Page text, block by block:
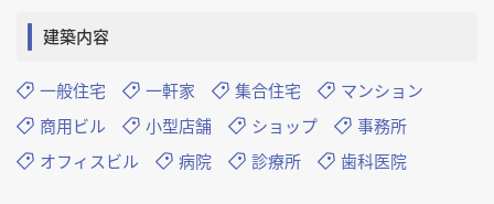
建築内容
一般住宅 一軒家 集合住宅
マンション
商用ビル
小型店舗 ショップ
事務所
オフィスビル
病院 診療所 歯科医院